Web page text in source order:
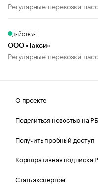
Регулярные перевозки
ДЕЙСТВУЕТ
ООО «Такси»
Регулярные перевозки
О проекте
Поделиться новостью на
Получить пробный доступ
Корпоративная подписка
Стать экспертом